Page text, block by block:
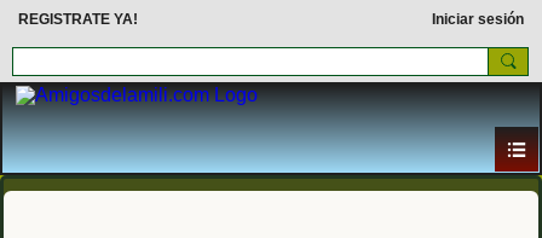
REGISTRATE YA! Iniciar sesión